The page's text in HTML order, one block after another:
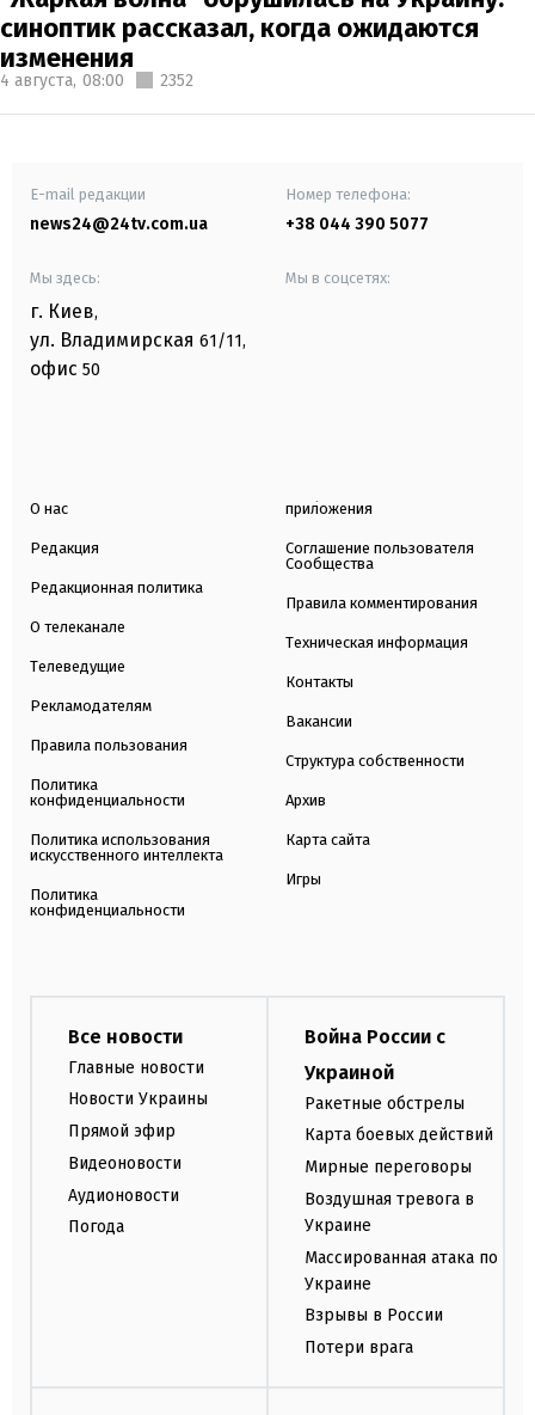
синоптик рассказал, когда ожидаются
изменения
4 августа, 08:00 2352
E-mail редакции
news24@24tv.com.ua
Номер телефона:
+38 044 390 5077
Мы здесь:
г. Киев,
ул. Владимирская 61/11,
офис 50
Мы в соцсетях:
О нас
Редакция
Редакционная политика
О телеканале
Телеведущие
Рекламодателям
Правила пользования
Политика
конфиденциальности
Политика использования
искусственного интеллекта
Политика
конфиденциальности
приложения
Соглашение пользователя
Сообщества
Правила комментирования
Техническая информация
Контакты
Вакансии
Структура собственности
Архив
Карта сайта
Игры
Все новости
Главные новости
Новости Украины
Прямой эфир
Видеоновости
Аудионовости
Погода
Война России с
Украиной
Ракетные обстрелы
Карта боевых действий
Мирные переговоры
Воздушная тревога в
Украине
Массированная атака по
Украине
Взрывы в России
Потери врага